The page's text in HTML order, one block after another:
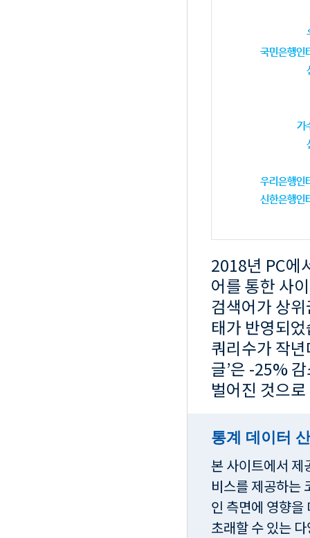
2018년 PC에
어를 통한 사
검색어가 상
태가 반영되
쿼리수가 작
글’은 -25%
벌어진 것으
통계 데이터
본 사이트에서 제
비스를 제공하는
인 측면에 영향을
초래할 수 있는